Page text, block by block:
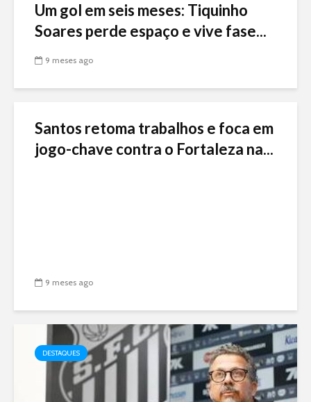
Um gol em seis meses: Tiquinho
Soares perde espaço e vive fase...
9 meses ago
Santos retoma trabalhos e foca em
jogo-chave contra o Fortaleza na...
9 meses ago
DESTAQUES